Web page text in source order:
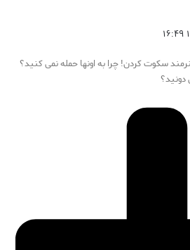
سکوت کردن! چرا به اونها حمله نمی کنید؟
دونید؟